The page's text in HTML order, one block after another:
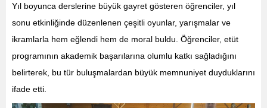
Yıl boyunca derslerine büyük gayret gösteren öğrenciler, yıl
sonu etkinliğinde düzenlenen çeşitli oyunlar, yarışmalar ve
ikramlarla hem eğlendi hem de moral buldu. Öğrenciler, etüt
programının akademik başarılarına olumlu katkı sağladığını
belirterek, bu tür buluşmalardan büyük memnuniyet duyduklarını
ifade etti.